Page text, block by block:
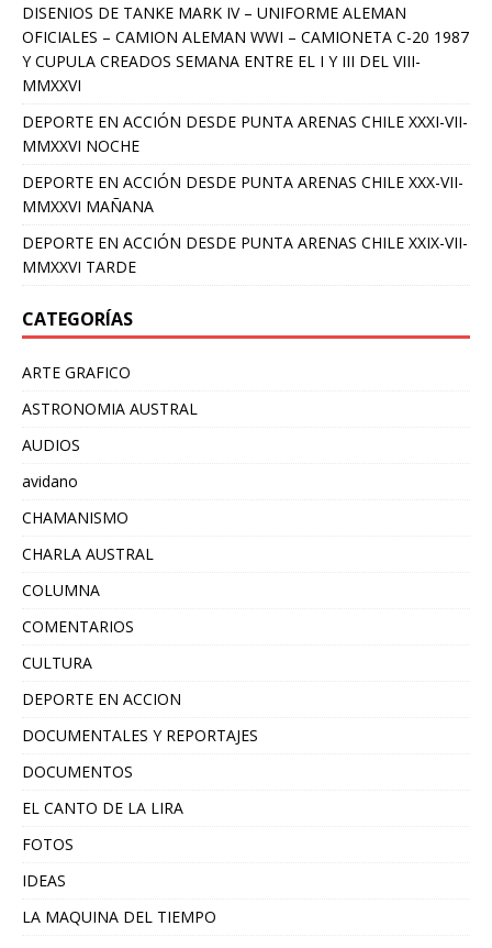
DISENIOS DE TANKE MARK IV – UNIFORME ALEMAN
OFICIALES – CAMION ALEMAN WWI – CAMIONETA C-20 1987
Y CUPULA CREADOS SEMANA ENTRE EL I Y III DEL VIII-
MMXXVI
DEPORTE EN ACCIÓN DESDE PUNTA ARENAS CHILE XXXI-VII-
MMXXVI NOCHE
DEPORTE EN ACCIÓN DESDE PUNTA ARENAS CHILE XXX-VII-
MMXXVI MAÑANA
DEPORTE EN ACCIÓN DESDE PUNTA ARENAS CHILE XXIX-VII-
MMXXVI TARDE
CATEGORÍAS
ARTE GRAFICO
ASTRONOMIA AUSTRAL
AUDIOS
avidano
CHAMANISMO
CHARLA AUSTRAL
COLUMNA
COMENTARIOS
CULTURA
DEPORTE EN ACCION
DOCUMENTALES Y REPORTAJES
DOCUMENTOS
EL CANTO DE LA LIRA
FOTOS
IDEAS
LA MAQUINA DEL TIEMPO